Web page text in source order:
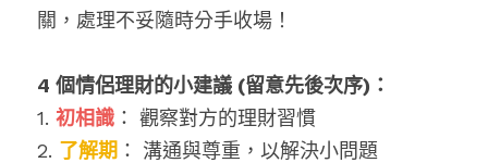
關，處理不妥隨時分手收場！
4 個情侶理財的小建議 (留意先後次序)：
1. 初相識 ： 觀察對方的理財習慣
2. 了解期 ：
溝通與尊重，以解決小問題